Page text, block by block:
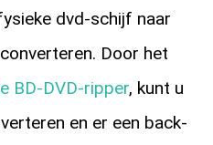
dvd-schijf naar
Door het
BD-DVD-ripper, kunt u
en er een back-